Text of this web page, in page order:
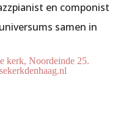
en componist
samen in
kerk, Noordeinde 25.